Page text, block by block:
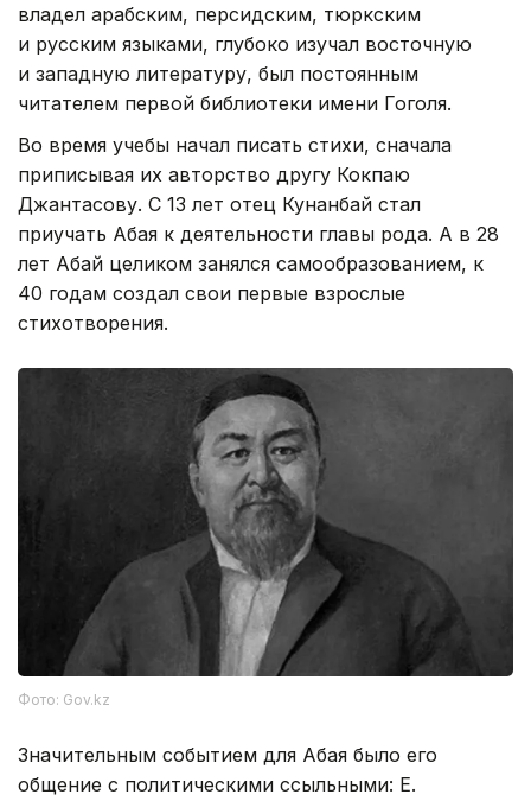
владел арабским, персидским, тюркским
и русским языками, глубоко изучал восточную
и западную литературу, был постоянным
читателем первой библиотеки имени Гоголя.
Во время учебы начал писать стихи, сначала
приписывая их авторство другу Кокпаю
Джантасову. С 13 лет отец Кунанбай стал
приучать Абая к деятельности главы рода. А в 28
лет Абай целиком занялся самообразованием, к
40 годам создал свои первые взрослые
стихотворения.
Фото: Gov.kz
Значительным событием для Абая было его
общение с политическими ссыльными: Е.